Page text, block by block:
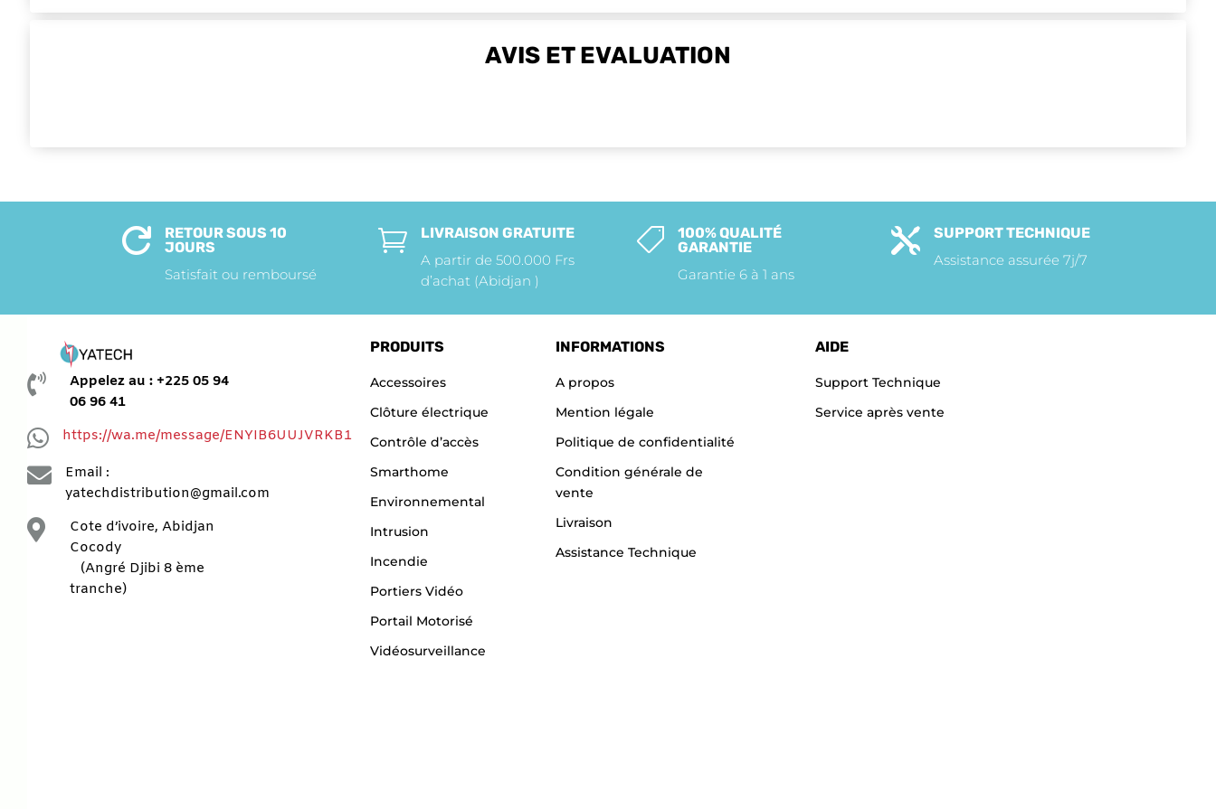
AVIS ET EVALUATION

RETOUR SOUS 10
JOURS
Satisfait ou remboursé

LIVRAISON GRATUITE
A partir de 500.000 Frs
d’achat (Abidjan )

100% QUALITÉ
GARANTIE
Garantie 6 à 1 ans

SUPPORT TECHNIQUE
Assistance assurée 7j/7

Appelez au : +225 05 94
06 96 41
 https://wa.me/message/ENYIB6UUJVRKB1

Email :
yatechdistribution@gmail.com

Cote d’ivoire, Abidjan
Cocody
(Angré Djibi 8 ème
tranche)
PRODUITS
Accessoires
Clôture électrique
Contrôle d’accès
Smarthome
Environnemental
Intrusion
Incendie
Portiers Vidéo
Portail Motorisé
Vidéosurveillance
INFORMATIONS
A propos
Mention légale
Politique de confidentialité
Condition générale de
vente
Livraison
Assistance Technique
AIDE
Support Technique
Service après vente